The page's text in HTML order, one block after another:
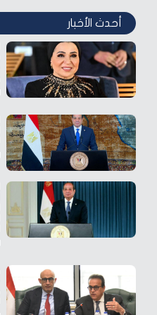
أحدث الأخبار